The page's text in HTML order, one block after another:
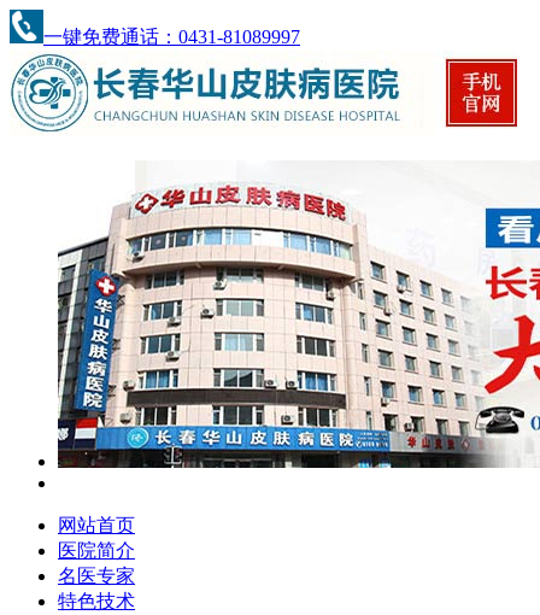
一键免费通话：0431-81089997
网站首页
医院简介
名医专家
特色技术